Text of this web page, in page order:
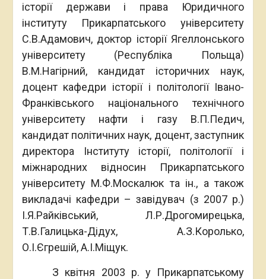
історії держави і права Юридичного
інституту Прикарпатського університету
С.В.Адамович, доктор історії Ягеллонського
університету (Республіка Польща)
В.М.Нагірний, кандидат історичних наук,
доцент кафедри історії і політології Івано-
Франківського національного технічного
університету нафти і газу В.П.Педич,
кандидат політичних наук, доцент, заступник
директора Інституту історії, політології і
міжнародних відносин Прикарпатського
університету М.Ф.Москалюк та ін., а також
викладачі кафедри – завідувач (з 2007 р.)
І.Я.Райківський, Л.Р.Дрогомирецька,
Т.В.Галицька-Дідух, А.З.Королько,
О.І.Єгрешій, А.І.Міщук.
З квітня 2003 р. у Прикарпатському